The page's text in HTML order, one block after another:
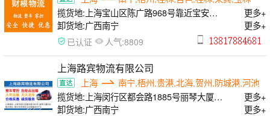
揽货地: 上海宝山区陈广路968号靠近宝安公
路
更多+
卸货地:广西南宁 更多+
已认证 人气:8809
上海路宾物流有限公司
上海
南宁,梧州,贵港,北海,贺州,防城港,河池
揽货地: 上海闵行区都会路1885号丽琴大厦
508
更多+
卸货地:广西南宁 更多+